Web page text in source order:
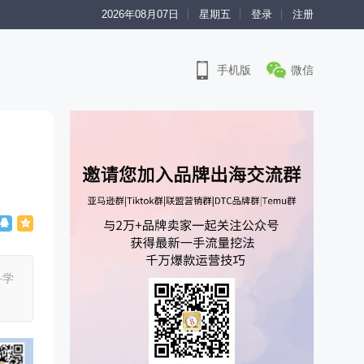
2026年08月07日 星期五 登录 注册
手机版 微信